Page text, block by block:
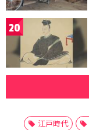
20
江戸時代